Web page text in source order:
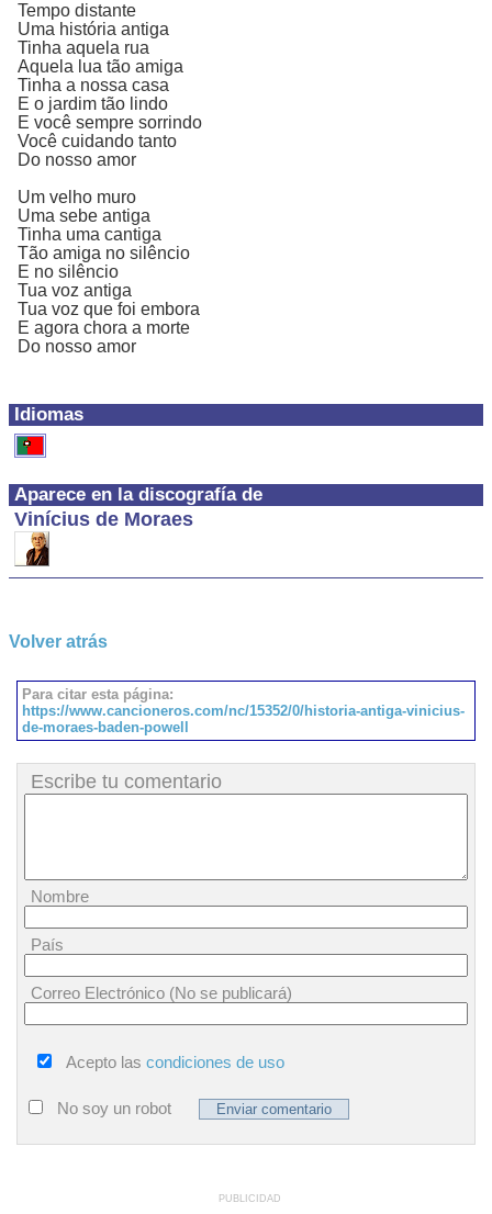
Idiomas
Aparece en la discografía de
Vinícius de Moraes
Tempo distante
Uma história antiga
Tinha aquela rua
Aquela lua tão amiga
Tinha a nossa casa
E o jardim tão lindo
E você sempre sorrindo
Você cuidando tanto
Do nosso amor
Um velho muro
Uma sebe antiga
Tinha uma cantiga
Tão amiga no silêncio
E no silêncio
Tua voz antiga
Tua voz que foi embora
E agora chora a morte
Do nosso amor
Volver atrás
Para citar esta página:
https://www.cancioneros.com/nc/15352/0/historia-antiga-vinicius-
de-moraes-baden-powell
Escribe tu comentario
Nombre
País
Correo Electrónico (No se publicará)
Acepto las condiciones de uso
No soy un robot
PUBLICIDAD